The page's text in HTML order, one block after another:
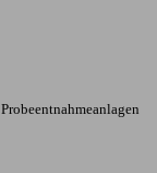
Probeentnahmeanlagen